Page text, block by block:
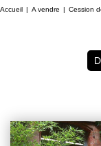
Accueil A vendre Cession